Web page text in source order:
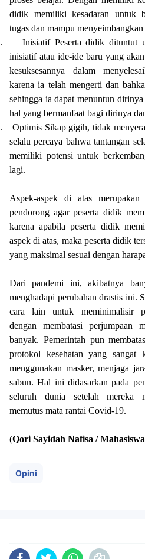
didik memiliki kesadaran untuk
tugas dan mampu menyeimbangkan
Inisiatif Peserta didik dituntut
inisiatif atau ide-ide baru yang
kesuksesannya dalam
karena ia telah mengerti dan
sehingga ia dapat menuntun
hal yang bermanfaat bagi dirinya
Optimis Sikap gigih, tidak
selalu percaya bahwa tantangan
memiliki potensi untuk
lagi.
Aspek-aspek di atas
pendorong agar peserta didik
karena apabila peserta didik
aspek di atas, maka peserta didik
yang maksimal sesuai dengan
Dari pandemi ini, akibatnya
menghadapi perubahan drastis ini.
cara lain untuk meminimalisir
dengan membatasi perjumpaan
banyak. Pemerintah pun
protokol kesehatan yang sangat
menggunakan masker, menjaga
sabun. Hal ini didasarkan pada
seluruh dunia setelah mereka
memutus mata rantai Covid-19.
(Qori Sayidah Nafisa /
Opini